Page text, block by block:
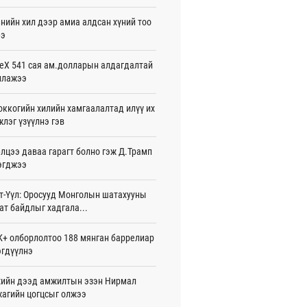
16 цаг 01 мин
Бангладешт эргэн ирэхээ
15 цаг 58 мин
15 цаг 54 мин
улсын хамтын ажиллагааны талаар
солилцов
сард Сүхбаатар боомтоор
тонн Аи-92 автобензин импортолжээ
Н.Амарзаяа: 32 хуудастай
дэвтэр долоо хоногт л дүүрдэг
15 цаг 31 мин
хил дээр амиа алдсан хүний тоо
541 сая ам.долларын алдагдалтай
хилийн хамгаалалтад илүү их
үзүүлнэ гэв
даваа гарагт болно гэж Д.Трамп
Үүл: Оросууд Монголын шатахууны
байдлыг хадгала...
олборлолтоо 188 мянган баррелиар
дээд амжилтын эзэн Нирмал
цогцсыг олжээ